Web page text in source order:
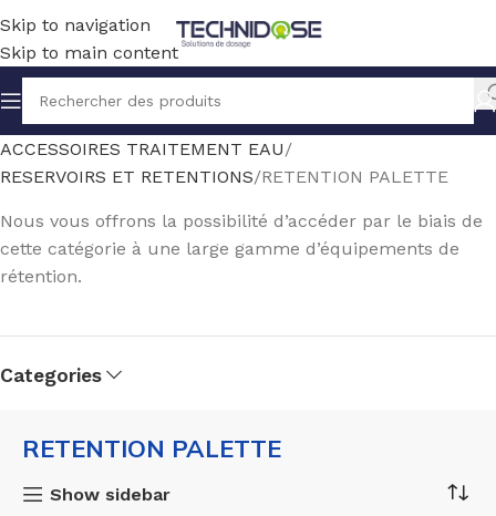
Skip to navigation
Skip to main content
Accueil TRAITEMENT EAU
ACCESSOIRES TRAITEMENT EAU
RESERVOIRS ET RETENTIONS RETENTION PALETTE
Nous vous offrons la possibilité d’accéder par le biais de
cette catégorie à une large gamme d’équipements de
rétention.
Categories
RETENTION PALETTE
Show sidebar